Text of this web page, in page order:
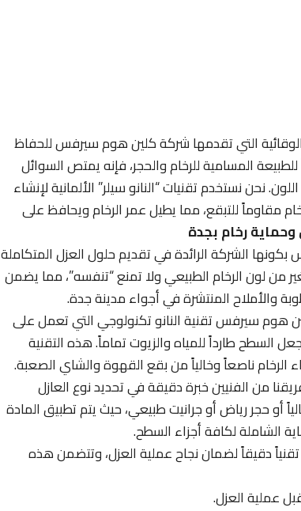
التي تقدمها شركة كلين هوم سيرفس للحفاظ
المسامية للرخام والحجر، فإنه يمتص السوائل
نحن نستخدم تقنيات “النانو سيلر” الألمانية لإنشاء
مقاوماً للتبقع، مما يطيل عمر الرخام ويحافظ على
رخام بجدة
الشركة الرائدة في تقديم حلول العزل المتكاملة
من لون الرخام الطبيعي ولا تمنع “تنفسه”، مما يضمن
والأملاح المنتشرة في أجواء مدينة جدة.
سيرفس تقنية النانو تكنولوجي التي تعمل على
السطح طارداً للمياه والزيوت تماماً. هذه التقنية
ناصعاً وخالياً من بقع القهوة والشاي الصعبة.
من الفنيين خبرة دقيقة في تحديد نوع العازل
أو حجر رياض أو جرانيت طبيعي، حيث يتم تطبيق المادة
الشاملة لكافة أجزاء السطح.
تقنياً دقيقاً لضمان نجاح عملية العزل، وتتضمن هذه
عملية العزل.